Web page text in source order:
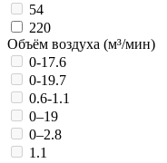
54
220
Объём воздуха (м³/мин)
0-17.6
0-19.7
0.6-1.1
0–19
0–2.8
1.1